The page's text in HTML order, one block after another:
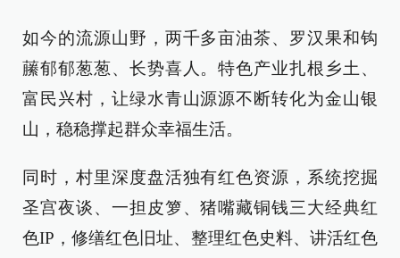
如今的流源山野，两千多亩油茶、罗汉果和钩
䕨郁郁葱葱、长势喜人。特色产业扎根乡土、
富民兴村，让绿水青山源源不断转化为金山银
山，稳稳撑起群众幸福生活。
同时，村里深度盘活独有红色资源，系统挖掘
圣宫夜谈、一担皮箩、猪嘴藏铜钱三大经典红
色IP，修缮红色旧址、整理红色史料、讲活红色